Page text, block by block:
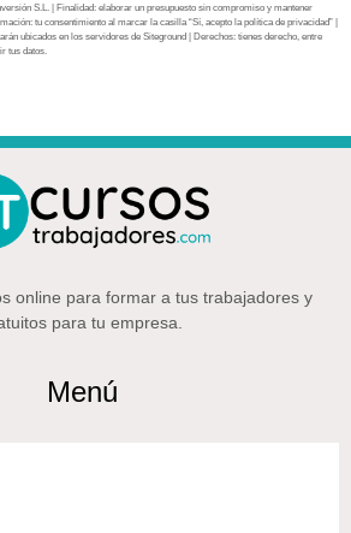
S.L. | Finalidad: elaborar un presupuesto sin compromiso y mantener
tu consentimiento al marcar la casilla “Sí, acepto la política de privacidad” |
ubicados en los servidores de Siteground | Derechos: tienes derecho, entre
tus datos.
online para formar a tus trabajadores y
para tu empresa.
Menú